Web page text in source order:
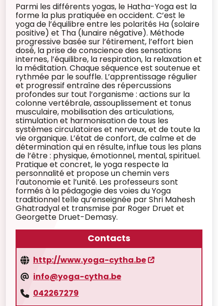
Parmi les différents yogas, le Hatha-Yoga est la
forme la plus pratiquée en occident. C’est le
yoga de l’équilibre entre les polarités Ha (solaire
positive) et Tha (lunaire négative). Méthode
progressive basée sur l’étirement, l’effort bien
dosé, la prise de conscience des sensations
internes, l’équilibre, la respiration, la relaxation et
la méditation. Chaque séquence est soutenue et
rythmée par le souffle. L’apprentissage régulier
et progressif entraîne des répercussions
profondes sur tout l’organisme : actions sur la
colonne vertébrale, assouplissement et tonus
musculaire, mobilisation des articulations,
stimulation et harmonisation de tous les
systèmes circulatoires et nerveux, et de toute la
vie organique. L’état de confort, de calme et de
détermination qui en résulte, influe tous les plans
de l’être : physique, émotionnel, mental, spirituel.
Pratique et concret, le yoga respecte la
personnalité et propose un chemin vers
l’autonomie et l’unité. Les professeurs sont
formés à la pédagogie des voies du Yoga
traditionnel telle qu’enseignée par Shri Mahesh
Ghatradyal et transmise par Roger Druet et
Georgette Druet-Demasy.
Contacts
http://www.yoga-cytha.be
info@yoga-cytha.be
042267279